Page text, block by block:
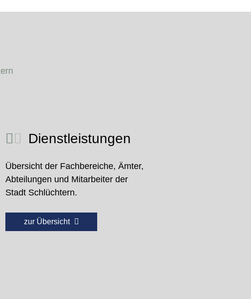
Dienstleistungen
Übersicht der Fachbereiche, Ämter,
Abteilungen und Mitarbeiter der
Stadt Schlüchtern.
zur Übersicht